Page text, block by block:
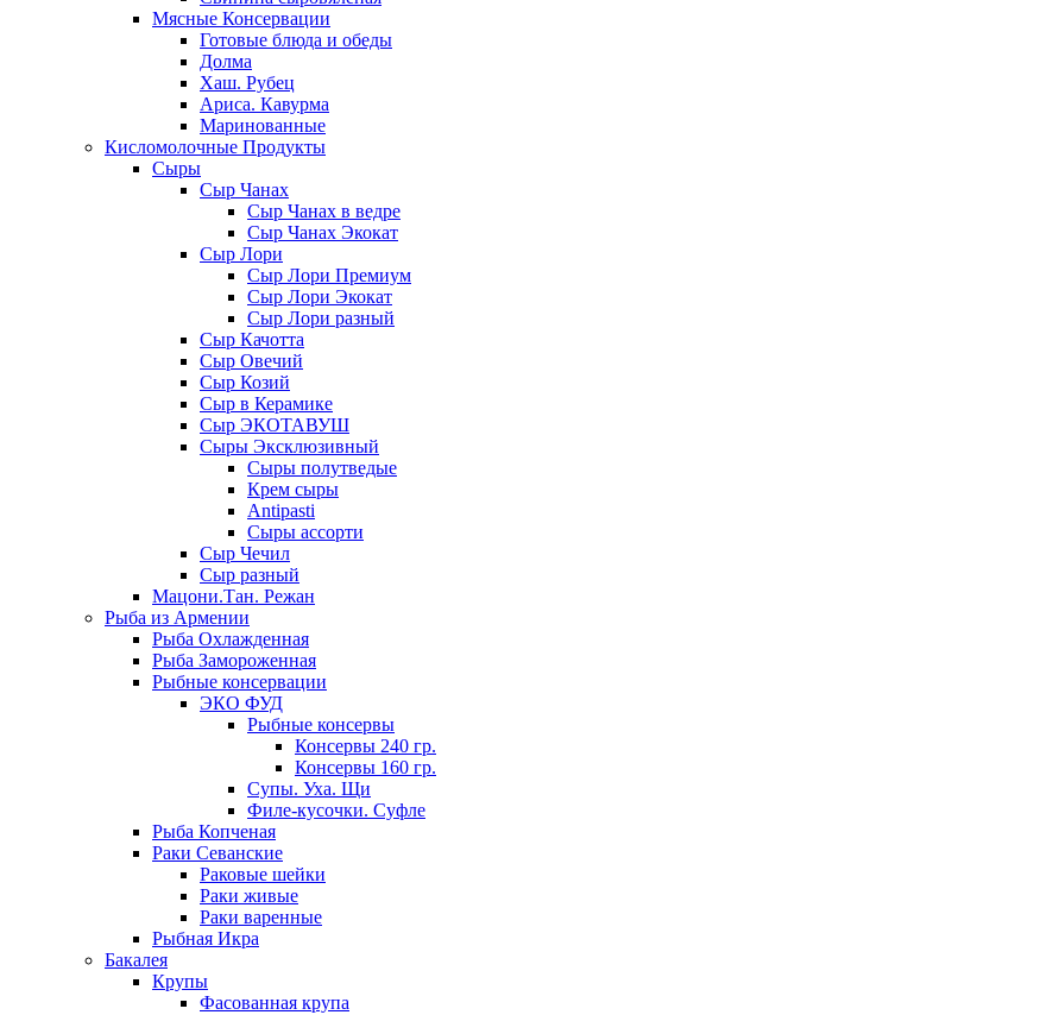
Мясные Консервации
Готовые блюда и обеды
Долма
Хаш. Рубец
Ариса. Кавурма
Маринованные
Кисломолочные Продукты
Сыры
Сыр Чанах
Сыр Чанах в ведре
Сыр Чанах Экокат
Сыр Лори
Сыр Лори Премиум
Сыр Лори Экокат
Сыр Лори разный
Сыр Качотта
Сыр Овечий
Сыр Козий
Сыр в Керамике
Сыр ЭКОТАВУШ
Сыры Эксклюзивный
Сыры полутведые
Крем сыры
Antipasti
Сыры ассорти
Сыр Чечил
Сыр разный
Мацони.Тан. Режан
Рыба из Армении
Рыба Охлажденная
Рыба Замороженная
Рыбные консервации
ЭКО ФУД
Рыбные консервы
Консервы 240 гр.
Консервы 160 гр.
Супы. Уха. Щи
Филе-кусочки. Суфле
Рыба Копченая
Раки Севанские
Раковые шейки
Раки живые
Раки варенные
Рыбная Икра
Бакалея
Крупы
Фасованная крупа